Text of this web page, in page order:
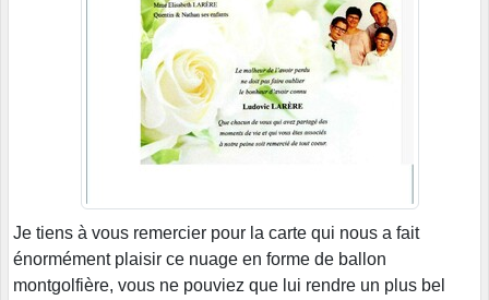
Je tiens à vous remercier pour la carte qui nous a fait
énormément plaisir ce nuage en forme de ballon
montgolfière, vous ne pouviez que lui rendre un plus bel